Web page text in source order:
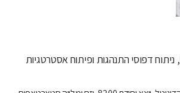
מומחה באפיון UI/UX, ניתוח דפוסי התנהגות ופיתוח אסטרטגיות